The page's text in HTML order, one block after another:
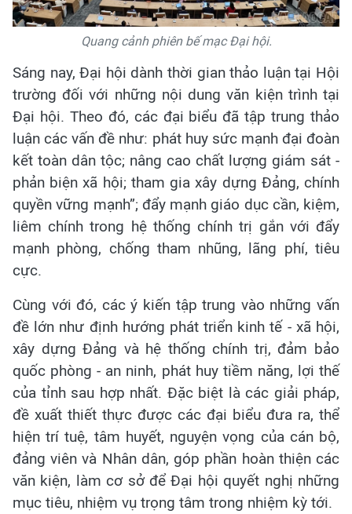
Quang cảnh phiên bế mạc Đại hội.
Sáng nay, Đại hội dành thời gian thảo luận tại Hội
trường đối với những nội dung văn kiện trình tại
Đại hội. Theo đó, các đại biểu đã tập trung thảo
luận các vấn đề như: phát huy sức mạnh đại đoàn
kết toàn dân tộc; nâng cao chất lượng giám sát -
phản biện xã hội; tham gia xây dựng Đảng, chính
quyền vững mạnh”; đẩy mạnh giáo dục cần, kiệm,
liêm chính trong hệ thống chính trị gắn với đẩy
mạnh phòng, chống tham nhũng, lãng phí, tiêu
cực.
Cùng với đó, các ý kiến tập trung vào những vấn
đề lớn như định hướng phát triển kinh tế - xã hội,
xây dựng Đảng và hệ thống chính trị, đảm bảo
quốc phòng - an ninh, phát huy tiềm năng, lợi thế
của tỉnh sau hợp nhất. Đặc biệt là các giải pháp,
đề xuất thiết thực được các đại biểu đưa ra, thể
hiện trí tuệ, tâm huyết, nguyện vọng của cán bộ,
đảng viên và Nhân dân, góp phần hoàn thiện các
văn kiện, làm cơ sở để Đại hội quyết nghị những
mục tiêu, nhiệm vụ trọng tâm trong nhiệm kỳ tới.